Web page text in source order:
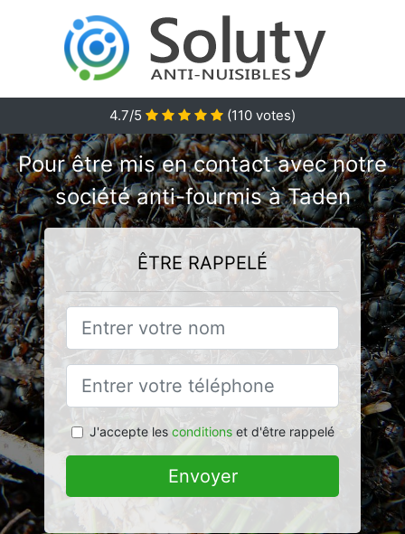
4.7/5 (110 votes)
Pour être mis en contact avec notre
société anti-fourmis à Taden
ÊTRE RAPPELÉ
J'accepte les conditionset d'être rappelé
Envoyer